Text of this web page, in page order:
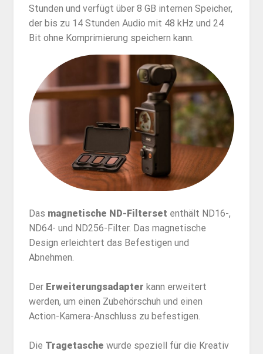
Stunden und verfügt über 8 GB internen Speicher,
der bis zu 14 Stunden Audio mit 48 kHz und 24
Bit ohne Komprimierung speichern kann.
Das magnetische ND-Filterset enthält ND16-,
ND64- und ND256-Filter. Das magnetische
Design erleichtert das Befestigen und
Abnehmen.
Der Erweiterungsadapter kann erweitert
werden, um einen Zubehörschuh und einen
Action-Kamera-Anschluss zu befestigen.
Die Tragetasche wurde speziell für die Kreativ